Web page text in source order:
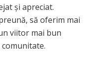
și apreciat.
să oferim mai
viitor mai bun